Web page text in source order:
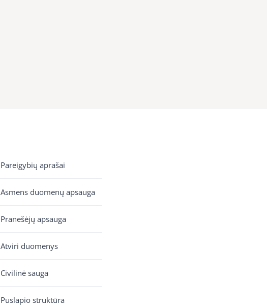
Pareigybių aprašai
Asmens duomenų apsauga
Pranešėjų apsauga
Atviri duomenys
Civilinė sauga
Puslapio struktūra